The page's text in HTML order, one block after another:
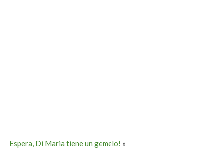
Espera, Di Maria tiene un gemelo! »